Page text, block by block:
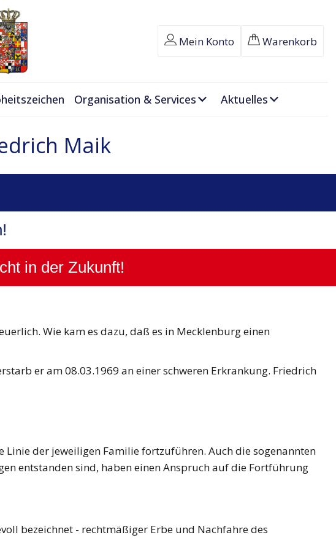
Mein Konto Warenkorb
Organisation & Services Aktuelles
Maik
in der Zukunft!
Wie kam es dazu, daß es in Mecklenburg einen
er am 08.03.1969 an einer schweren Erkrankung. Friedrich
der jeweiligen Familie fortzuführen. Auch die sogenannten
entstanden sind, haben einen Anspruch auf die Fortführung
bezeichnet - rechtmäßiger Erbe und Nachfahre des